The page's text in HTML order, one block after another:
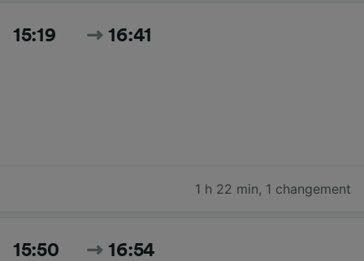
15:19 16:41
1 h 22 min, 1 changement
15:50 16:54